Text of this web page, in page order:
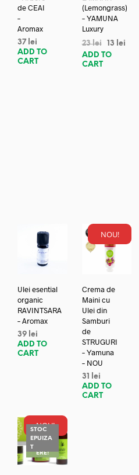
de CEAI
–
Aromax
37 lei
ADD TO
CART
(Lemongrass)
– YAMUNA
Luxury
23lei 13
lei
ADD TO
CART
Ulei esential
organic
RAVINTSARA
– Aromax
39 lei
ADD TO
CART
NOU!
Crema de
Maini cu
Ulei din
Samburi
de
STRUGURI
– Yamuna
– NOU
31
lei
ADD TO
CART
NOU!
STOC
EPUIZA
TREDUC
ERE!